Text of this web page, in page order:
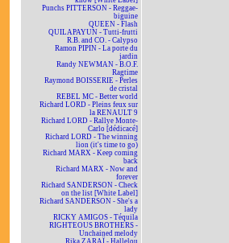
Punchs PITTERSON - Reggae-
biguine
QUEEN - Flash
QUILAPAYUN - Tutti-frutti
R.B. and CO. - Calypso
Ramon PIPIN - La porte du
jardin
Randy NEWMAN - B.O.F.
Ragtime
Raymond BOISSERIE - Perles
de cristal
REBEL MC - Better world
Richard LORD - Pleins feux sur
la RENAULT 9
Richard LORD - Rallye Monte-
Carlo [dédicacé]
Richard LORD - The winning
lion (it's time to go)
Richard MARX - Keep coming
back
Richard MARX - Now and
forever
Richard SANDERSON - Check
on the list [White Label]
Richard SANDERSON - She's a
lady
RICKY AMIGOS - Téquila
RIGHTEOUS BROTHERS -
Unchained melody
Rika ZARAÏ - Hallelou